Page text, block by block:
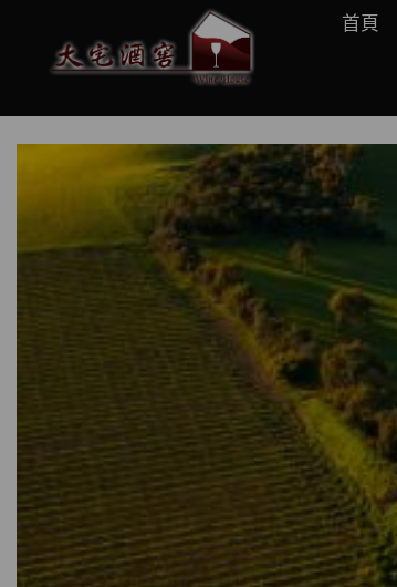
首頁